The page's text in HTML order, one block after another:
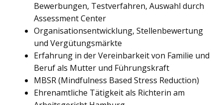
Bewerbungen, Testverfahren, Auswahl durch
Assessment Center
Organisationsentwicklung, Stellenbewertung
und Vergütungsmärkte
Erfahrung in der Vereinbarkeit von Familie und
Beruf als Mutter und Führungskraft
MBSR (Mindfulness Based Stress Reduction)
Ehrenamtliche Tätigkeit als Richterin am